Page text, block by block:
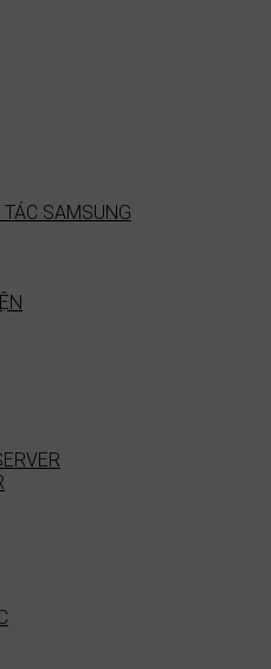
SAMSUNG